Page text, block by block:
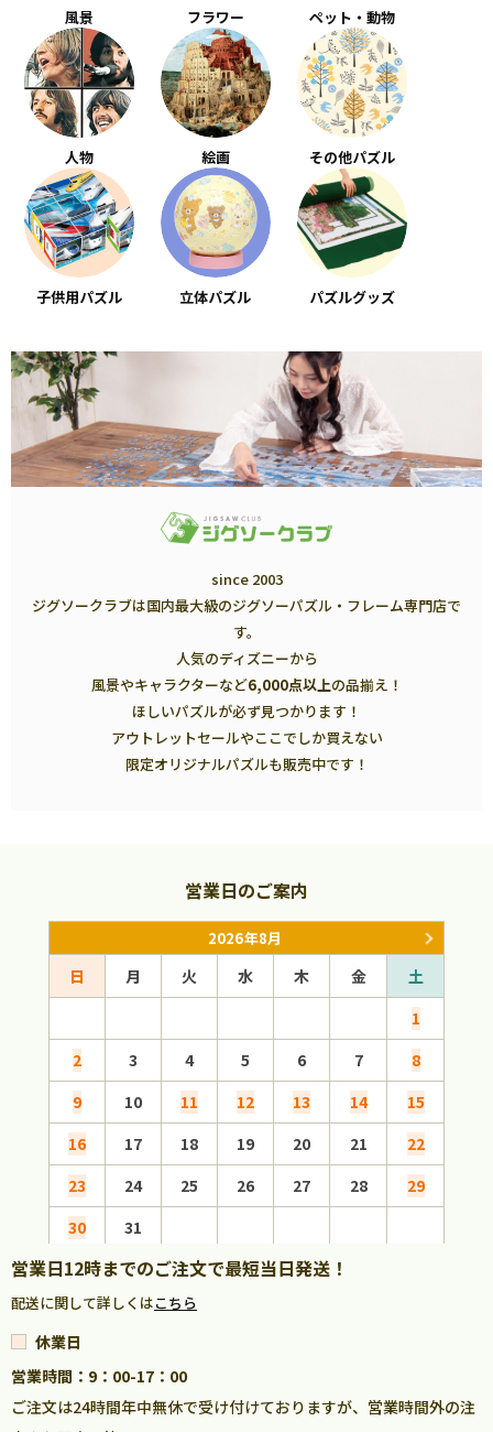
風景 フラワー ペット・動物
人物 絵画 その他パズル
子供用パズル 立体パズル パズルグッズ
since 2003
ジグソークラブは国内最大級のジグソーパズル・フレーム専門店で
す。
人気のディズニーから
風景やキャラクターなど6,000点以上の品揃え！
ほしいパズルが必ず見つかります！
アウトレットセールやここでしか買えない
限定オリジナルパズルも販売中です！
営業日のご案内
2026年8月
日 月 火 水 木 金
土
1
2
3 4 5 6 7
8
9
10 11 12 13 14
15
16
17 18 19 20 21
22
23
24 25 26 27 28
29
30
31
営業日12時までのご注文で最短当日発送！
配送に関して詳しくはこちら
休業日
営業時間：9：00-17：00
ご注文は24時間年中無休で受け付けておりますが、営業時間外の注